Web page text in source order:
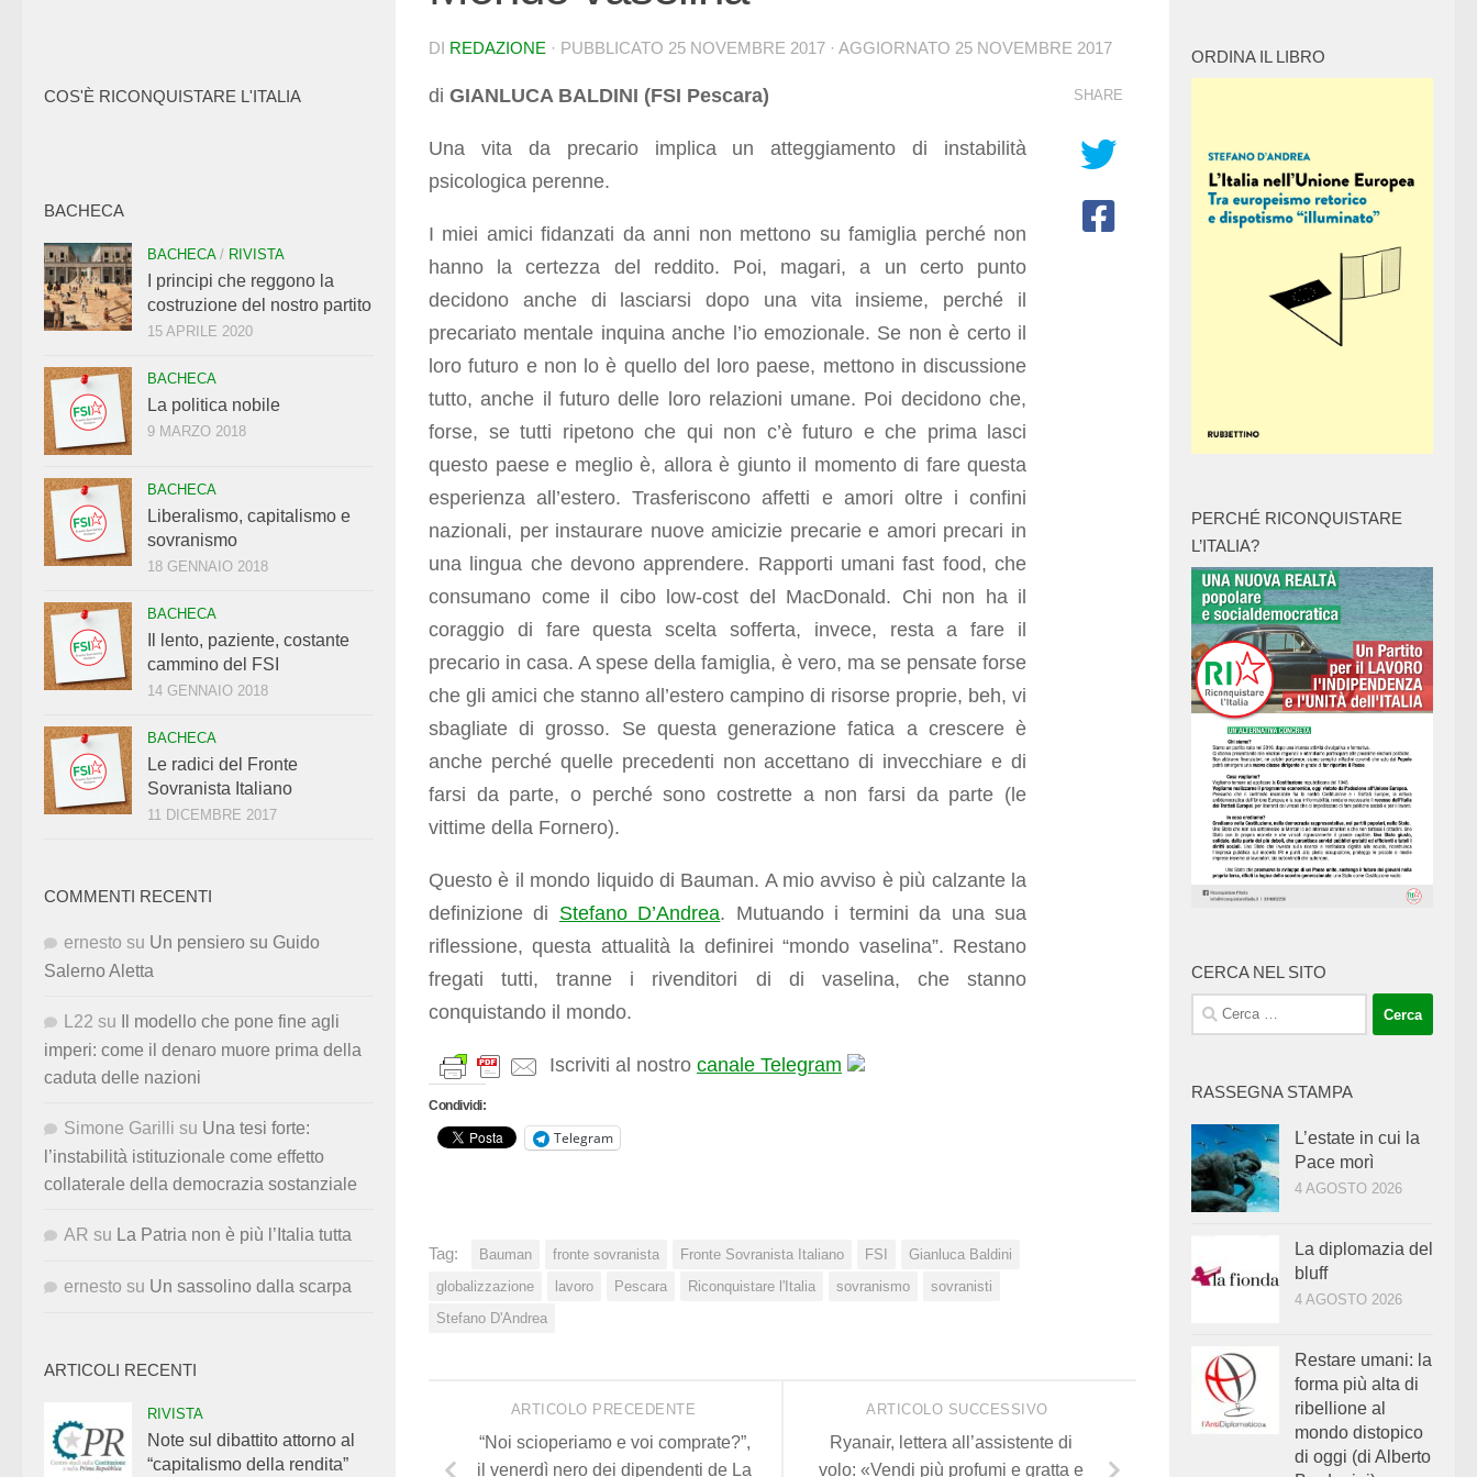
DI REDAZIONE · PUBBLICATO 25 NOVEMBRE 2017 · AGGIORNATO 25 NOVEMBRE 2017
di GIANLUCA BALDINI (FSI Pescara)
Una vita da precario implica un atteggiamento di instabilità
psicologica perenne.
I miei amici fidanzati da anni non mettono su famiglia perché non
hanno la certezza del reddito. Poi, magari, a un certo punto
decidono anche di lasciarsi dopo una vita insieme, perché il
precariato mentale inquina anche l’io emozionale. Se non è certo il
loro futuro e non lo è quello del loro paese, mettono in discussione
tutto, anche il futuro delle loro relazioni umane. Poi decidono che,
forse, se tutti ripetono che qui non c’è futuro e che prima lasci
questo paese e meglio è, allora è giunto il momento di fare questa
esperienza all’estero. Trasferiscono affetti e amori oltre i confini
nazionali, per instaurare nuove amicizie precarie e amori precari in
una lingua che devono apprendere. Rapporti umani fast food, che
consumano come il cibo low-cost del MacDonald. Chi non ha il
coraggio di fare questa scelta sofferta, invece, resta a fare il
precario in casa. A spese della famiglia, è vero, ma se pensate forse
che gli amici che stanno all’estero campino di risorse proprie, beh, vi
sbagliate di grosso. Se questa generazione fatica a crescere è
anche perché quelle precedenti non accettano di invecchiare e di
farsi da parte, o perché sono costrette a non farsi da parte (le
vittime della Fornero).
Questo è il mondo liquido di Bauman. A mio avviso è più calzante la
definizione di Stefano D’Andrea. Mutuando i termini da una sua
riflessione, questa attualità la definirei “mondo vaselina”. Restano
fregati tutti, tranne i rivenditori di di vaselina, che stanno
conquistando il mondo.
Iscriviti al nostro canale Telegram
Condividi:
Telegram
SHARE
Tag: Bauman fronte sovranista Fronte Sovranista Italiano FSI
Gianluca Baldini
globalizzazione
lavoro Pescara Riconquistare l'Italia sovranismo
sovranisti
Stefano D'Andrea
ARTICOLO SUCCESSIVO
Ryanair, lettera all’assistente di
volo: «Vendi più profumi e gratta e
ARTICOLO PRECEDENTE
“Noi scioperiamo e voi comprate?”,
il venerdì nero dei dipendenti de La
COS'È RICONQUISTARE L'ITALIA
BACHECA
BACHECA/ RIVISTA
I principi che reggono la
costruzione del nostro partito
15 APRILE 2020
BACHECA
La politica nobile
9 MARZO 2018
BACHECA
Liberalismo, capitalismo e
sovranismo
18 GENNAIO 2018
BACHECA
Il lento, paziente, costante
cammino del FSI
14 GENNAIO 2018
BACHECA
Le radici del Fronte
Sovranista Italiano
11 DICEMBRE 2017
COMMENTI RECENTI
ernesto su Un pensiero su Guido
Salerno Aletta
L22 su
Il modello che pone fine agli
imperi: come il denaro muore prima della
caduta delle nazioni
Simone Garilli su Una tesi forte:
l’instabilità istituzionale come effetto
collaterale della democrazia sostanziale
AR su La Patria non è più l’Italia tutta
ernesto su Un sassolino dalla scarpa
ARTICOLI RECENTI
RIVISTA
Note sul dibattito attorno al
“capitalismo della rendita”
ORDINA IL LIBRO
PERCHÉ RICONQUISTARE
L’ITALIA?
CERCA NEL SITO
Ricerca
per:
RASSEGNA STAMPA
L’estate in cui la
Pace morì
4 AGOSTO 2026
La diplomazia del
bluff
4 AGOSTO 2026
Restare umani: la
forma più alta di
ribellione al
mondo distopico
di oggi (di Alberto